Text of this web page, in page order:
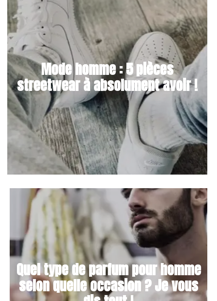
Mode homme : 5 pièces
streetwear à absolument avoir !
Quel type de parfum pour homme
selon quelle occasion ? Je vous